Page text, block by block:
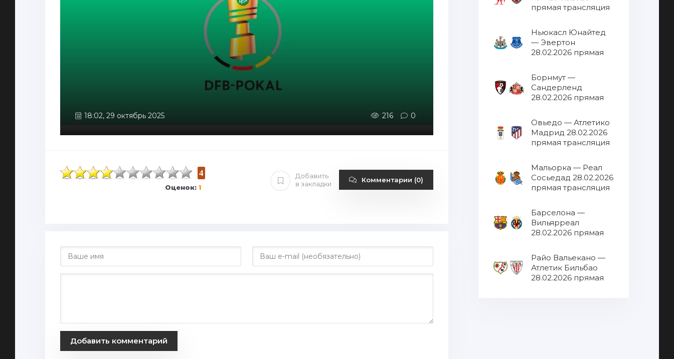
18:02, 29 октябрь 2025 216 0
4
Оценок: 1
Добавить
в закладки
Комментарии (0)
Добавить комментарий
прямая трансляция
Ньюкасл Юнайтед
— Эвертон
28.02.2026 прямая
Борнмут —
Сандерленд
28.02.2026 прямая
Овьедо — Атлетико
Мадрид 28.02.2026
прямая трансляция
Мальорка — Реал
Сосьедад 28.02.2026
прямая трансляция
Барселона —
Вильярреал
28.02.2026 прямая
Райо Вальекано —
Атлетик Бильбао
28.02.2026 прямая